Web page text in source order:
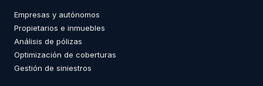
Empresas y autónomos
Propietarios e inmuebles
Análisis de pólizas
Optimización de coberturas
Gestión de siniestros